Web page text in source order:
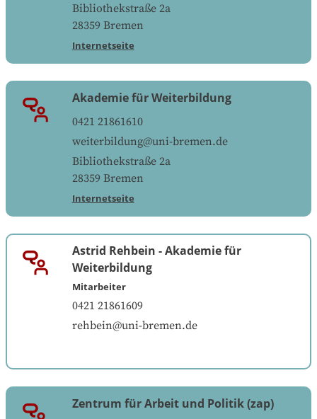
Bibliothekstraße 2a
28359 Bremen
Internetseite
Akademie für Weiterbildung
0421 21861610
weiterbildung@uni-bremen.de
Bibliothekstraße 2a
28359 Bremen
Internetseite
Astrid Rehbein -Akademie für
Weiterbildung
Mitarbeiter
0421 21861609
rehbein@uni-bremen.de
Zentrum für Arbeit und Politik (zap)